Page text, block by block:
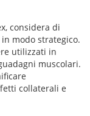
considera di
modo strategico.
utilizzati in
muscolari.
collaterali e